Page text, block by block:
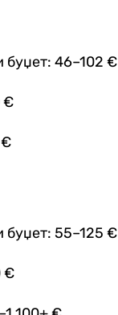
46–102 €
€
55–125 €
€